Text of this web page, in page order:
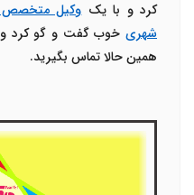
کرد و با یکوکیل متخصص
شهری خوب گفت و گو کرد و
همین حالا تماس بگیرید.